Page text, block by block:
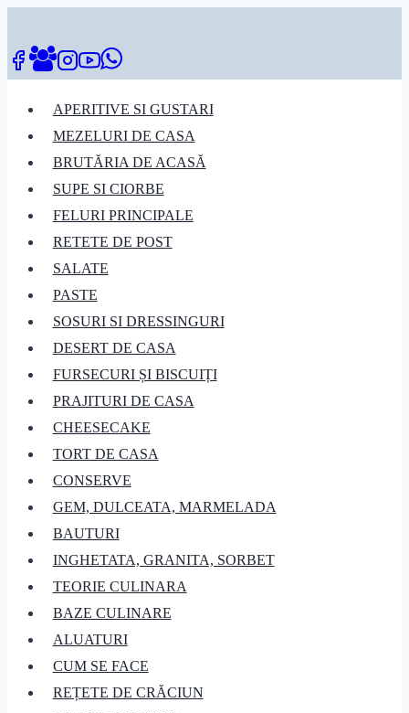
to
content
APERITIVE SI GUSTARI
MEZELURI DE CASA
BRUTĂRIA DE ACASĂ
SUPE SI CIORBE
FELURI PRINCIPALE
RETETE DE POST
SALATE
PASTE
SOSURI SI DRESSINGURI
DESERT DE CASA
FURSECURI ȘI BISCUIȚI
PRAJITURI DE CASA
CHEESECAKE
TORT DE CASA
CONSERVE
GEM, DULCEATA, MARMELADA
BAUTURI
INGHETATA, GRANITA, SORBET
TEORIE CULINARA
BAZE CULINARE
ALUATURI
CUM SE FACE
REȚETE DE CRĂCIUN